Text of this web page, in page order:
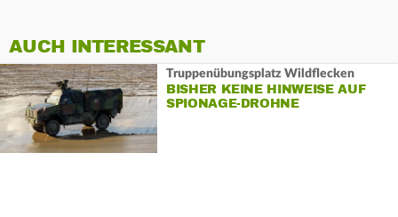
AUCH INTERESSANT
Truppenübungsplatz Wildflecken
BISHER KEINE HINWEISE AUF
SPIONAGE-DROHNE